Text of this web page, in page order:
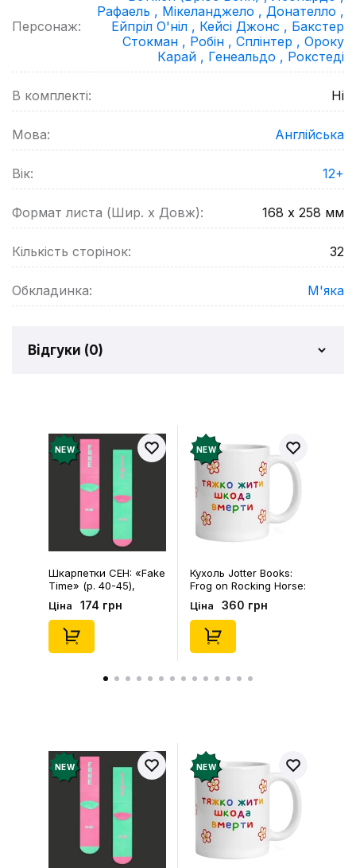
Персонаж:
Рафаель , Мікеланджело , Донателло ,
Ейпріл О'ніл , Кейсі Джонс , Бакстер
Стокман , Робін , Сплінтер , Ороку
Карай , Генеальдо , Рокстеді
В комплекті: Ні
Мова: Англійська
Вік: 12+
Формат листа (Шир. х Довж): 168 х 258 мм
Кількість сторінок: 32
Обкладинка: М'яка
Відгуки (0)
Додайте відгук і отримайте 50 грн на свій
рахунок
Залишити відгук
NEW
Шкарпетки CEH: «Fake
Time» (р. 40-45),
(91680)
Ціна 174 грн
NEW
Кухоль Jotter Books:
Frog on Rocking Horse:
«Тяжко Жити Шкода
Вмерти», (720121)
Ціна 360 грн
NEW NEW